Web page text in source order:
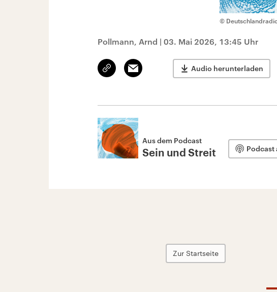
©
Pollmann, Arnd | 03. Mai 2026, 13:45 Uhr
Link
kopieren/teilen
Email Audio herunterladen
Aus dem Podcast
Sein und Streit Podcast
Zur Startseite